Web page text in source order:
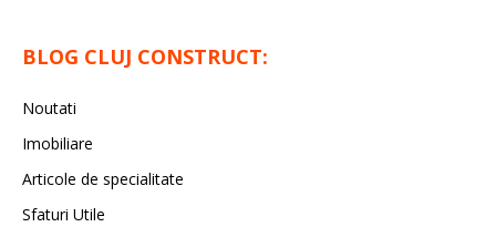
BLOG CLUJ CONSTRUCT:
Noutati
Imobiliare
Articole de specialitate
Sfaturi Utile